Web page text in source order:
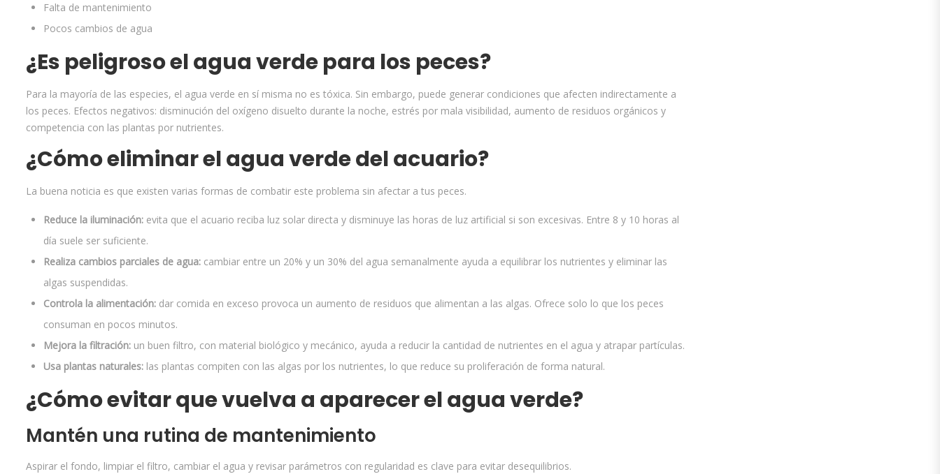
Falta de mantenimiento
Pocos cambios de agua
¿Es peligroso el agua verde para los peces?
Para la mayoría de las especies, el agua verde en sí misma no es tóxica. Sin embargo, puede generar condiciones que afecten indirectamente a
los peces. Efectos negativos: disminución del oxígeno disuelto durante la noche, estrés por mala visibilidad, aumento de residuos orgánicos y
competencia con las plantas por nutrientes.
¿Cómo eliminar el agua verde del acuario?
La buena noticia es que existen varias formas de combatir este problema sin afectar a tus peces.
Reduce la iluminación: evita que el acuario reciba luz solar directa y disminuye las horas de luz artificial si son excesivas. Entre 8 y 10 horas al
día suele ser suficiente.
Realiza cambios parciales de agua: cambiar entre un 20% y un 30% del agua semanalmente ayuda a equilibrar los nutrientes y eliminar las
algas suspendidas.
Controla la alimentación: dar comida en exceso provoca un aumento de residuos que alimentan a las algas. Ofrece solo lo que los peces
consuman en pocos minutos.
Mejora la filtración: un buen filtro, con material biológico y mecánico, ayuda a reducir la cantidad de nutrientes en el agua y atrapar partículas.
Usa plantas naturales: las plantas compiten con las algas por los nutrientes, lo que reduce su proliferación de forma natural.
¿Cómo evitar que vuelva a aparecer el agua verde?
Mantén una rutina de mantenimiento
Aspirar el fondo, limpiar el filtro, cambiar el agua y revisar parámetros con regularidad es clave para evitar desequilibrios.